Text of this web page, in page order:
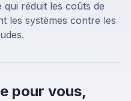
qui réduit les coûts de
les systèmes contre les
pour vous,